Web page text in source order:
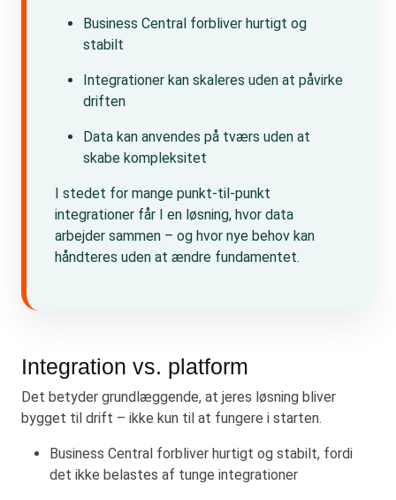
Business Central forbliver hurtigt og
stabilt
Integrationer kan skaleres uden at påvirke
driften
Data kan anvendes på tværs uden at
skabe kompleksitet
I stedet for mange punkt-til-punkt
integrationer får I en løsning, hvor data
arbejder sammen – og hvor nye behov kan
håndteres uden at ændre fundamentet.
Integration vs. platform
Det betyder grundlæggende, at jeres løsning bliver
bygget til drift – ikke kun til at fungere i starten.
Business Central forbliver hurtigt og stabilt, fordi
det ikke belastes af tunge integrationer